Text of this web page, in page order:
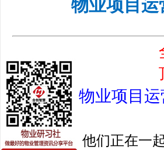
物业项目
物业项目
黎叔来了，他们正在一